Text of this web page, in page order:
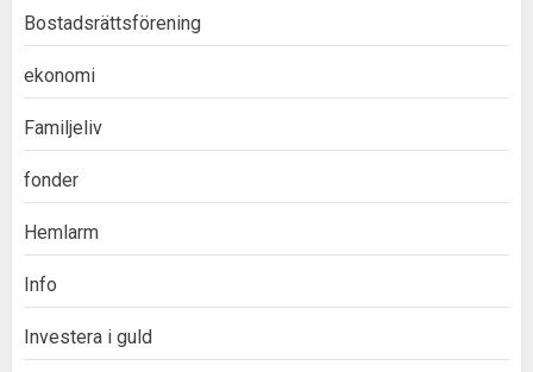
Bostadsrättsförening
ekonomi
Familjeliv
fonder
Hemlarm
Info
Investera i guld